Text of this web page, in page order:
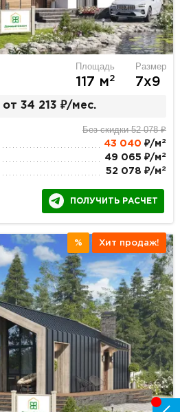
Площадь
117 м2
Размер
7х9
от 34 213 ₽/мес.
Без скидки 52 078 ₽
43 040 ₽/м 2
49 065 ₽/м 2
52 078 ₽/м 2
ПОЛУЧИТЬ РАСЧЕТ
% Хит продаж!